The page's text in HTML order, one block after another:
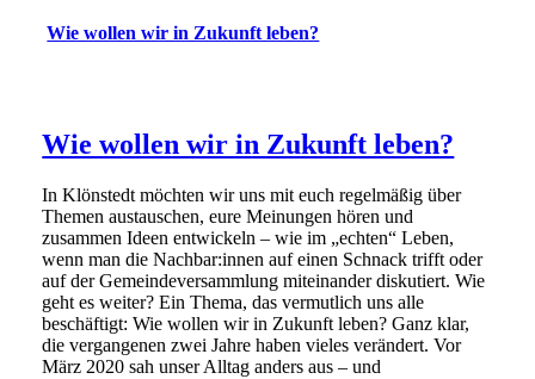
Wie wollen wir in Zukunft leben?
Wie wollen wir in Zukunft leben?
In Klönstedt möchten wir uns mit euch regelmäßig über
Themen austauschen, eure Meinungen hören und
zusammen Ideen entwickeln – wie im „echten“ Leben,
wenn man die Nachbar:innen auf einen Schnack trifft oder
auf der Gemeindeversammlung miteinander diskutiert. Wie
geht es weiter? Ein Thema, das vermutlich uns alle
beschäftigt: Wie wollen wir in Zukunft leben? Ganz klar,
die vergangenen zwei Jahre haben vieles verändert. Vor
März 2020 sah unser Alltag anders aus – und